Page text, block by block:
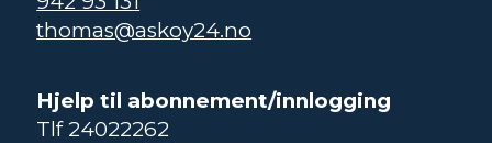
thomas@askoy24.no
Hjelp til abonnement/innlogging
Tlf 24022262